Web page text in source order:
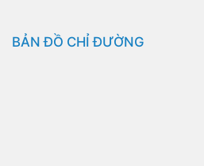
BẢN ĐỒ CHỈ ĐƯỜNG